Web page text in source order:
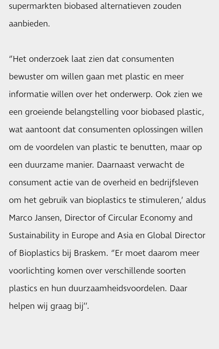
supermarkten biobased alternatieven zouden
aanbieden.
‘’Het onderzoek laat zien dat consumenten
bewuster om willen gaan met plastic en meer
informatie willen over het onderwerp. Ook zien we
een groeiende belangstelling voor biobased plastic,
wat aantoont dat consumenten oplossingen willen
om de voordelen van plastic te benutten, maar op
een duurzame manier. Daarnaast verwacht de
consument actie van de overheid en bedrijfsleven
om het gebruik van bioplastics te stimuleren,’ aldus
Marco Jansen, Director of Circular Economy and
Sustainability in Europe and Asia en Global Director
of Bioplastics bij Braskem. ‘’Er moet daarom meer
voorlichting komen over verschillende soorten
plastics en hun duurzaamheidsvoordelen. Daar
helpen wij graag bij’’.